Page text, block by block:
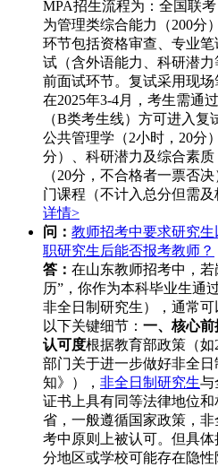
MPA招生流程为：全国联
为管理类综合能力（200分
环节包括资格审查、专业
试（含外语能力、科研潜
前面试环节。复试采用现
在2025年3-4月，考生需通
（B类考生线）方可进入复
公共管理学（2小时，20分
分）、科研潜力及综合素
（20分，不合格者一票否
门课程（不计入总分但需及
详情>
问： 教师招考中要求研究
职研究生后能否报考教师？
答： 在山东教师招考中，
历”，你作为本科毕业生通
非全日制研究生），通常
以下关键细节： 一、核心
认可度根据教育部政策（
部门关于进一步做好非全
知》）， 非全日制研究生与
证书上具有同等法律地位
省，一般遵循国家政策，
考中原则上被认可。但具
分地区或学校可能存在隐性